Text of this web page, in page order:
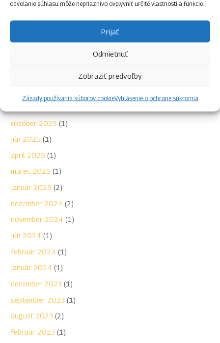
odvolanie súhlasu môže nepriaznivo ovplyvniť určité vlastnosti a funkcie.
Prijať
Odmietnuť
Zobraziť predvoľby
Zásady používania súborov cookieVyhlásenie o ochrane súkromia
október 2025 (1)
jún 2025 (1)
apríl 2025 (1)
marec 2025 (1)
január 2025 (2)
december 2024 (2)
november 2024 (1)
jún 2024 (1)
február 2024 (1)
január 2024 (1)
december 2023 (1)
september 2023 (1)
august 2023 (2)
február 2023 (1)